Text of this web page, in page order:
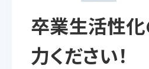
卒業生活性化
力ください！